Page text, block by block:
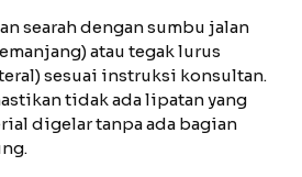
searah dengan sumbu jalan
atau tegak lurus
sesuai instruksi konsultan.
tidak ada lipatan yang
digelar tanpa ada bagian